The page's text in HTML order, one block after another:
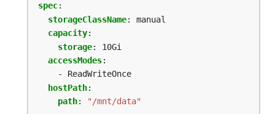
spec:
storageClassName:
manual
capacity:
storage:
10Gi
accessModes:
- ReadWriteOnce
hostPath:
path: "/mnt/data"